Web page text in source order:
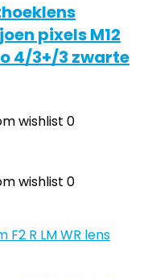
pixels M12
4/3+/3 zwarte
wishlist 0
wishlist 0